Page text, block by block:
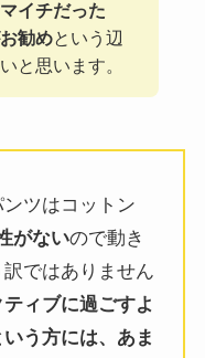
イチだった
勧めという辺
と思います。
ツはコットン
がないので動き
ではありません
ティブに過ごすよ
う方には、あま